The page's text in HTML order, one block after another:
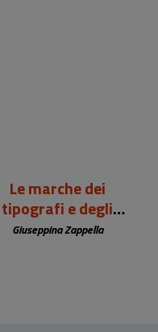
Le marche dei
tipografi e degli
editori europei (sec.
Giuseppina Zappella